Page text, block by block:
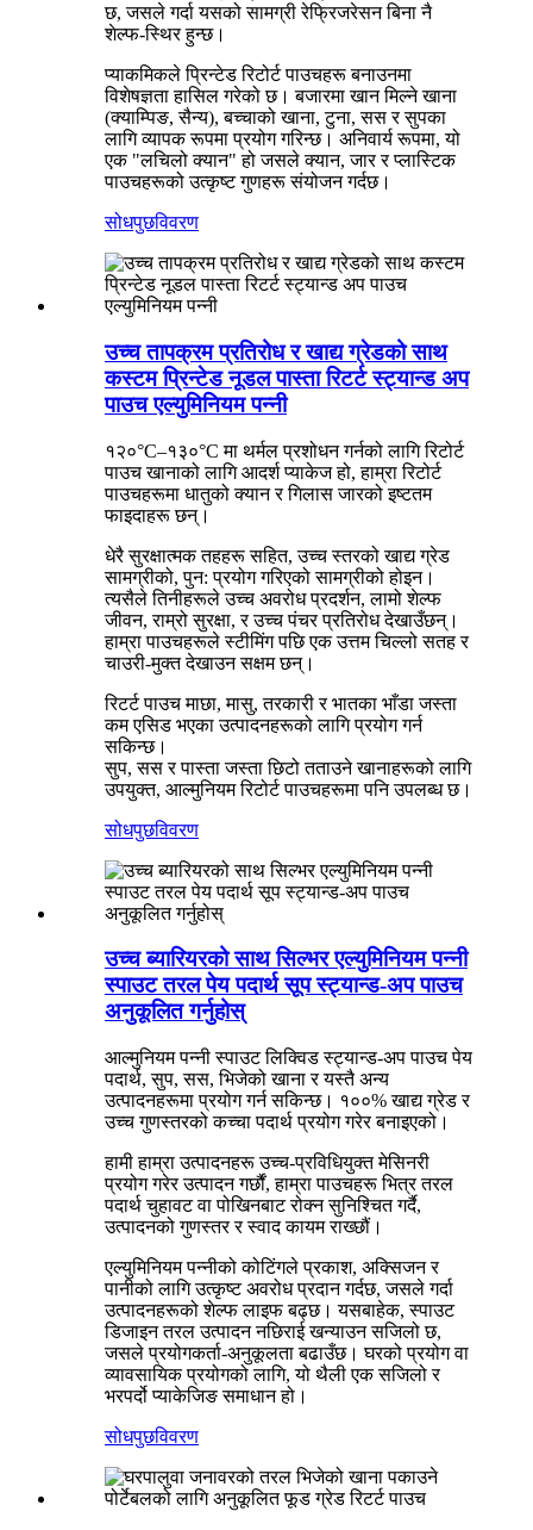
छ, जसले गर्दा यसको सामग्री रेफ्रिजरेसन बिना नै
शेल्फ-स्थिर हुन्छ।
प्याकमिकले प्रिन्टेड रिटोर्ट पाउचहरू बनाउनमा
विशेषज्ञता हासिल गरेको छ। बजारमा खान मिल्ने खाना
(क्याम्पिङ, सैन्य), बच्चाको खाना, टुना, सस र सुपका
लागि व्यापक रूपमा प्रयोग गरिन्छ। अनिवार्य रूपमा, यो
एक "लचिलो क्यान" हो जसले क्यान, जार र प्लास्टिक
पाउचहरूको उत्कृष्ट गुणहरू संयोजन गर्दछ।
सोधपुछविवरण
उच्च तापक्रम प्रतिरोध र खाद्य ग्रेडको साथ
कस्टम प्रिन्टेड नूडल पास्ता रिटर्ट स्ट्यान्ड अप
पाउच एल्युमिनियम पन्नी
१२०°C–१३०°C मा थर्मल प्रशोधन गर्नको लागि रिटोर्ट
पाउच खानाको लागि आदर्श प्याकेज हो, हाम्रा रिटोर्ट
पाउचहरूमा धातुको क्यान र गिलास जारको इष्टतम
फाइदाहरू छन्।
धेरै सुरक्षात्मक तहहरू सहित, उच्च स्तरको खाद्य ग्रेड
सामग्रीको, पुन: प्रयोग गरिएको सामग्रीको होइन।
त्यसैले तिनीहरूले उच्च अवरोध प्रदर्शन, लामो शेल्फ
जीवन, राम्रो सुरक्षा, र उच्च पंचर प्रतिरोध देखाउँछन्।
हाम्रा पाउचहरूले स्टीमिंग पछि एक उत्तम चिल्लो सतह र
चाउरी-मुक्त देखाउन सक्षम छन्।
रिटर्ट पाउच माछा, मासु, तरकारी र भातका भाँडा जस्ता
कम एसिड भएका उत्पादनहरूको लागि प्रयोग गर्न
सकिन्छ।
सुप, सस र पास्ता जस्ता छिटो तताउने खानाहरूको लागि
उपयुक्त, आल्मुनियम रिटोर्ट पाउचहरूमा पनि उपलब्ध छ।
सोधपुछविवरण
उच्च ब्यारियरको साथ सिल्भर एल्युमिनियम पन्नी
स्पाउट तरल पेय पदार्थ सूप स्ट्यान्ड-अप पाउच
अनुकूलित गर्नुहोस्
आल्मुनियम पन्नी स्पाउट लिक्विड स्ट्यान्ड-अप पाउच पेय
पदार्थ, सुप, सस, भिजेको खाना र यस्तै अन्य
उत्पादनहरूमा प्रयोग गर्न सकिन्छ। १००% खाद्य ग्रेड र
उच्च गुणस्तरको कच्चा पदार्थ प्रयोग गरेर बनाइएको।
हामी हाम्रा उत्पादनहरू उच्च-प्रविधियुक्त मेसिनरी
प्रयोग गरेर उत्पादन गर्छौं, हाम्रा पाउचहरू भित्र तरल
पदार्थ चुहावट वा पोखिनबाट रोक्न सुनिश्चित गर्दै,
उत्पादनको गुणस्तर र स्वाद कायम राख्छौं।
एल्युमिनियम पन्नीको कोटिंगले प्रकाश, अक्सिजन र
पानीको लागि उत्कृष्ट अवरोध प्रदान गर्दछ, जसले गर्दा
उत्पादनहरूको शेल्फ लाइफ बढ्छ। यसबाहेक, स्पाउट
डिजाइन तरल उत्पादन नछिराई खन्याउन सजिलो छ,
जसले प्रयोगकर्ता-अनुकूलता बढाउँछ। घरको प्रयोग वा
व्यावसायिक प्रयोगको लागि, यो थैली एक सजिलो र
भरपर्दो प्याकेजिङ समाधान हो।
सोधपुछविवरण